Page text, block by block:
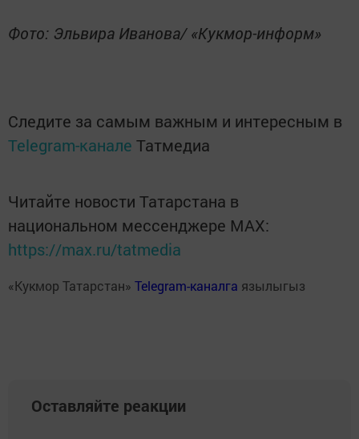
Фото: Эльвира Иванова/ «Кукмор-информ»
Следите за самым важным и интересным в
Telegram-канале Татмедиа
Читайте новости Татарстана в
национальном мессенджере MАХ:
https://max.ru/tatmedia
«Кукмор Татарстан» Telegram-каналга язылыгыз
Оставляйте реакции